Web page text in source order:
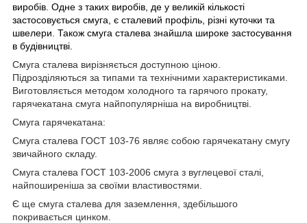
виробів. Одне з таких виробів, де у великій кількості
застосовується смуга, є сталевий профіль, різні куточки та
швелери. Також смуга сталева знайшла широке застосування
в будівництві.
Смуга сталева вирізняється доступною ціною.
Підрозділяються за типами та технічними характеристиками.
Виготовляється методом холодного та гарячого прокату,
гарячекатана смуга найпопулярніша на виробництві.
Смуга гарячекатана:
Смуга сталева ГОСТ 103-76 являє собою гарячекатану смугу
звичайного складу.
Смуга сталева ГОСТ 103-2006 смуга з вуглецевої сталі,
найпоширеніша за своїми властивостями.
Є ще смуга сталева для заземлення, здебільшого
покривається цинком.